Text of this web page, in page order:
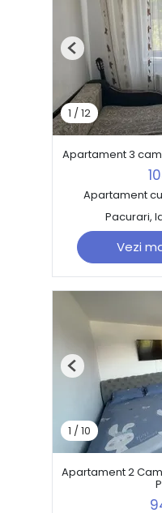
1 /12
Previous
Apartament 3
Apartament
Pacurari,
Vezi
1 /10
Previous
Apartament 2